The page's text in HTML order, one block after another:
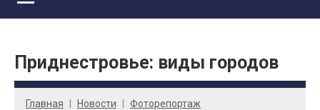
Приднестровье: виды городов
Главная Новости Фоторепортаж